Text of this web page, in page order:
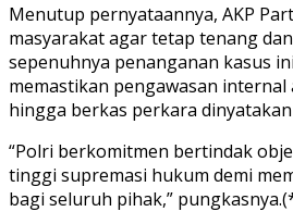
Menutup pernyataannya, AKP
masyarakat agar tetap tenang
sepenuhnya penanganan kasus
memastikan pengawasan
hingga berkas perkara
“Polri berkomitmen bertindak
tinggi supremasi hukum demi
bagi seluruh pihak,”